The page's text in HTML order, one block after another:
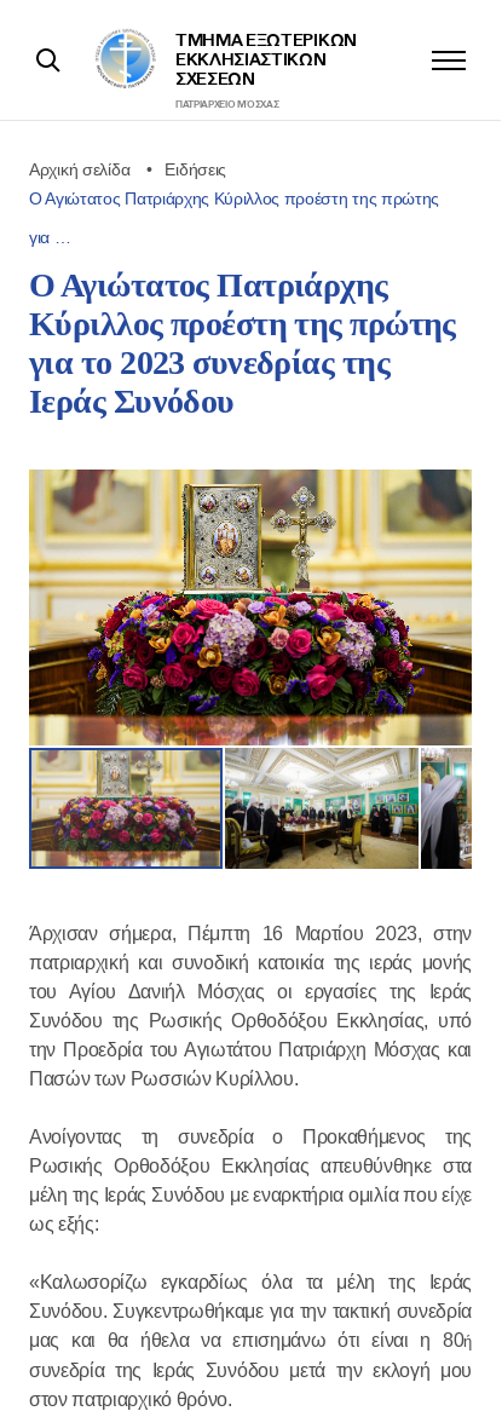
ΤΜΉΜΑ ΕΞΩΤΕΡΙΚΩΝ
ΕΚΚΛΗΣΙΑΣΤΙΚΩΝ
ΣΧΈΣΕΩΝ
ΠΑΤΡΙΑΡΧΕΊΟ ΜΌΣΧΑΣ
Αρχική σελίδα
Ειδήσεις
Ο Αγιώτατος Πατριάρχης Κύριλλος προέστη της πρώτης
για …
Ο Αγιώτατος Πατριάρχης
Κύριλλος προέστη της πρώτης
για το 2023 συνεδρίας της
Ιεράς Συνόδου
Άρχισαν σήμερα, Πέμπτη 16 Μαρτίου 2023, στην
πατριαρχική και συνοδική κατοικία της ιεράς μονής
του Αγίου Δανιήλ Μόσχας οι εργασίες της Ιεράς
Συνόδου της Ρωσικής Ορθοδόξου Εκκλησίας, υπό
την Προεδρία του Αγιωτάτου Πατριάρχη Μόσχας και
Πασών των Ρωσσιών Κυρίλλου.
Ανοίγοντας τη συνεδρία ο Προκαθήμενος της
Ρωσικής Ορθοδόξου Εκκλησίας απευθύνθηκε στα
μέλη της Ιεράς Συνόδου με εναρκτήρια ομιλία που είχε
ως εξής:
«Καλωσορίζω εγκαρδίως όλα τα μέλη της Ιεράς
Συνόδου. Συγκεντρωθήκαμε για την τακτική συνεδρία
μας και θα ήθελα να επισημάνω ότι είναι η 80ή
συνεδρία της Ιεράς Συνόδου μετά την εκλογή μου
στον πατριαρχικό θρόνο.